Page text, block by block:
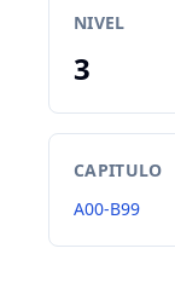
NIVEL
3
CAPITULO
A00-B99